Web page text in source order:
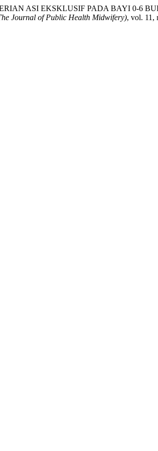
ASI EKSKLUSIF PADA BAYI 0-6
Journal of Public Health Midwifery), vol. 11,